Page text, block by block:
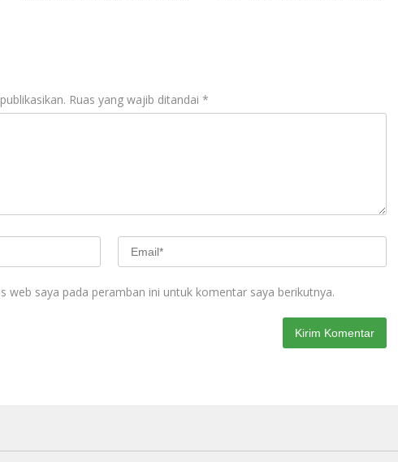
Ruas yang wajib ditandai *
web saya pada peramban ini untuk komentar saya berikutnya.